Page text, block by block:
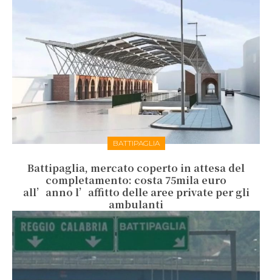
BATTIPAGLIA
Battipaglia, mercato coperto in attesa del
completamento: costa 75mila euro
all’anno l’affitto delle aree private per gli
ambulanti